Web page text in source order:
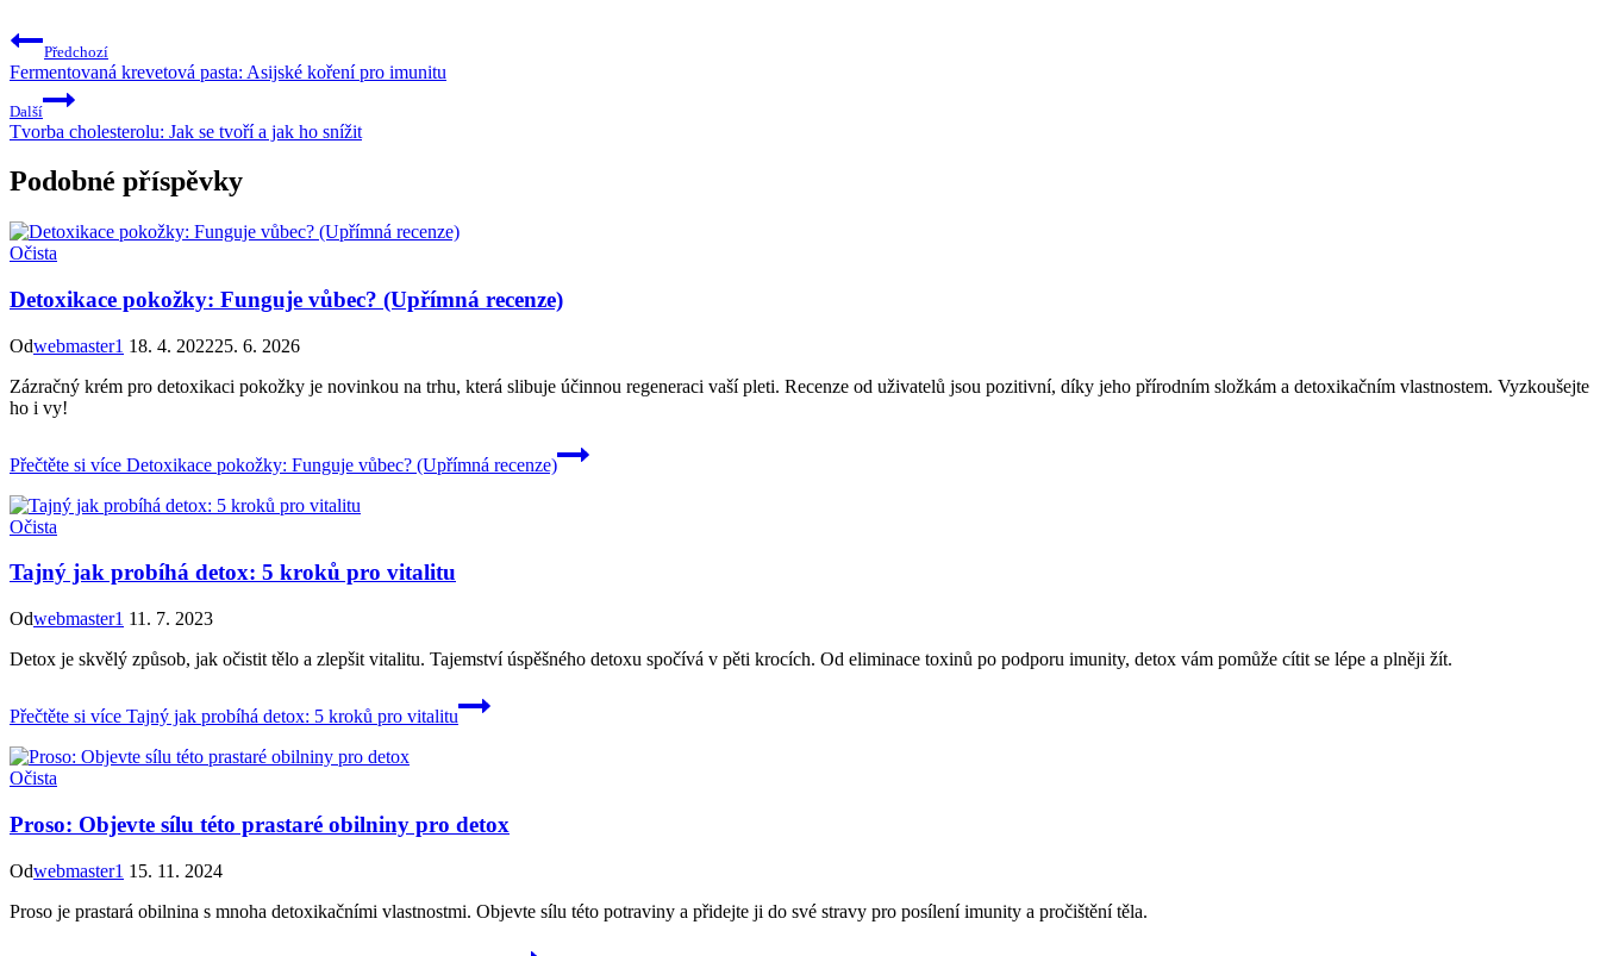
Předchozí
Fermentovaná krevetová pasta: Asijské koření pro imunitu
Další
Tvorba cholesterolu: Jak se tvoří a jak ho snížit
Podobné příspěvky
Očista
Detoxikace pokožky: Funguje vůbec? (Upřímná recenze)
Odwebmaster1 18. 4. 202225. 6. 2026
Zázračný krém pro detoxikaci pokožky je novinkou na trhu, která slibuje účinnou regeneraci vaší pleti. Recenze od uživatelů jsou pozitivní, díky jeho přírodním složkám a detoxikačním vlastnostem. Vyzkoušejte
ho i vy!
Přečtěte si více Detoxikace pokožky: Funguje vůbec? (Upřímná recenze)
Očista
Tajný jak probíhá detox: 5 kroků pro vitalitu
Odwebmaster1 11. 7. 2023
Detox je skvělý způsob, jak očistit tělo a zlepšit vitalitu. Tajemství úspěšného detoxu spočívá v pěti krocích. Od eliminace toxinů po podporu imunity, detox vám pomůže cítit se lépe a plněji žít.
Přečtěte si více Tajný jak probíhá detox: 5 kroků pro vitalitu
Očista
Proso: Objevte sílu této prastaré obilniny pro detox
Odwebmaster1 15. 11. 2024
Proso je prastará obilnina s mnoha detoxikačními vlastnostmi. Objevte sílu této potraviny a přidejte ji do své stravy pro posílení imunity a pročištění těla.